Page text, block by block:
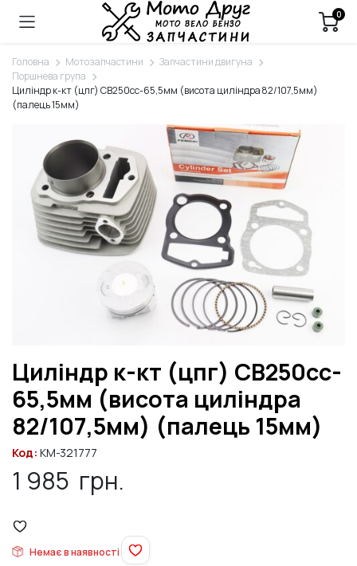
0
Головна Мотозапчастини
Запчастини двигуна
Поршнева група
Циліндр к-кт (цпг) CB250cc-65,5мм (висота циліндра 82/107,5мм)
(палець 15мм)
Циліндр к-кт (цпг) CB250cc-
65,5мм (висота циліндра
82/107,5мм) (палець 15мм)
Код: KM-321777
1 985 грн.
Немає в наявності